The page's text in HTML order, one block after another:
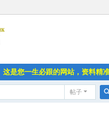
这是您一生必跟的网站，资料精
帖子